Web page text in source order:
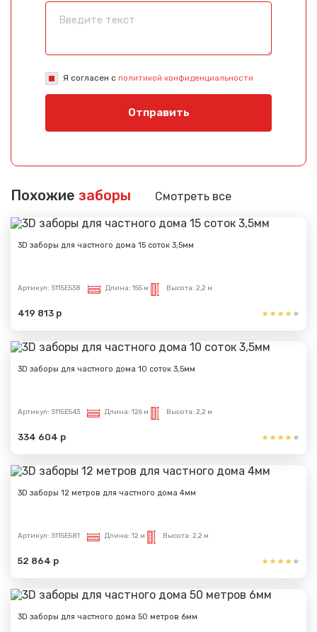
Я согласен с политикой конфиденциальности
Отправить
Похожие заборы Смотреть все
3D заборы для частного дома 15 соток 3,5мм
Артикул: S115E538 Длина: 155 м Высота: 2,2 м
419 813 р
3D заборы для частного дома 10 соток 3,5мм
Артикул: S115E543 Длина: 126 м Высота: 2,2 м
334 604 р
3D заборы 12 метров для частного дома 4мм
Артикул: S115E581 Длина: 12 м Высота: 2,2 м
52 864 р
3D заборы для частного дома 50 метров 6мм